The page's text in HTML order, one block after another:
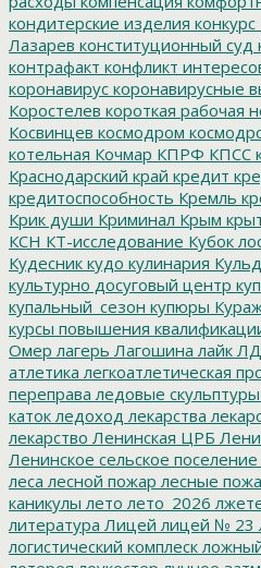
кондитерские изделия конкурс
Лазарев конституционный суд
контрафакт конфликт
коронавирус коронавирусные
Коростелев короткая рабочая
Косвинцев космодром
котельная Кочмар КПРФ КПСС
Краснодарский край кредит
кредитоспособность Кремль
Крик души Криминал Крым
КСН КТ-исследование Кубок
Кудесник кудо кулинария
культурно досуговый центр
купальный_сезон купюры
курсы повышения
Омер лагерь Лагошина лайк
атлетика легкоатлетическая
переправа ледовые скульптуры
каток ледоход лекарства
лекарство Ленинская ЦРБ
Ленинское сельское поселение
леса лесной пожар лесные
каникулы лето лето_2026
литература Лицей лицей № 23
логистический комплеск